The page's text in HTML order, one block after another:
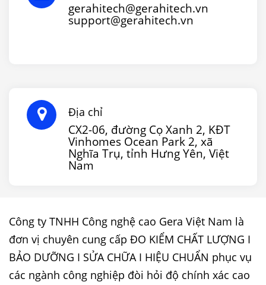
gerahitech@gerahitech.vn
support@gerahitech.vn
Địa chỉ
CX2-06, đường Cọ Xanh 2, KĐT
Vinhomes Ocean Park 2, xã
Nghĩa Trụ, tỉnh Hưng Yên, Việt
Nam
Công ty TNHH Công nghệ cao Gera Việt Nam là
đơn vị chuyên cung cấp ĐO KIỂM CHẤT LƯỢNG I
BẢO DƯỠNG I SỬA CHỮA I HIỆU CHUẨN phục vụ
các ngành công nghiệp đòi hỏi độ chính xác cao